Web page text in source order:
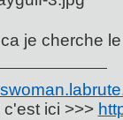
je cherche
ici >>>